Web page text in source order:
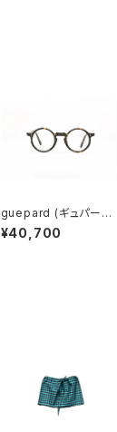
guepard (ギュパール)
gp-11 ecaille (clear
lens) メガネ
¥40,700